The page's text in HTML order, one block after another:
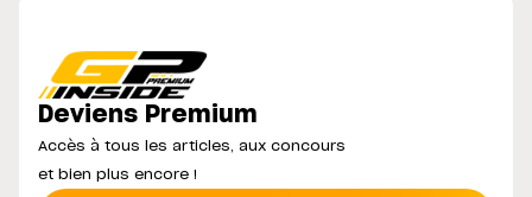
Deviens Premium
Accès à tous les articles, aux concours
et bien plus encore !